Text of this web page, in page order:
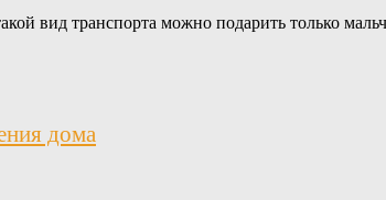
вид транспорта можно подарить только
дома